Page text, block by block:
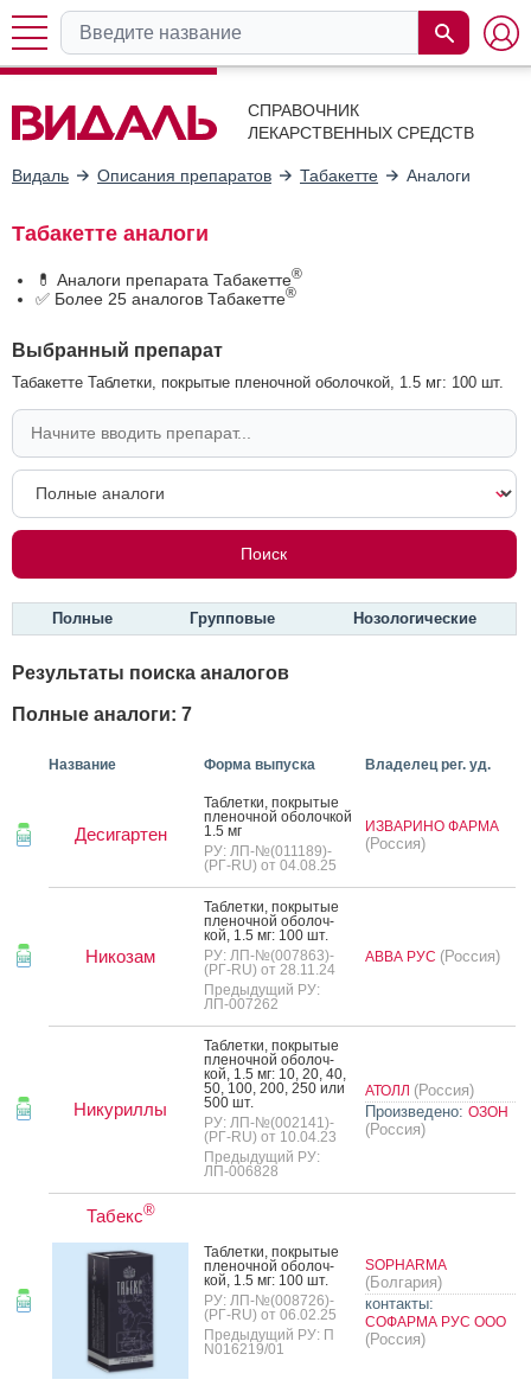
СПРАВОЧНИК
ЛЕКАРСТВЕННЫХ СРЕДСТВ
Видаль Описания препаратов Табакетте Аналоги
Табакетте аналоги
💊 Аналоги препарата Табакетте®
✅ Более 25 аналогов Табакетте®
Выбранный препарат
Табакетте Таблетки, покрытые пленочной оболочкой, 1.5 мг: 100 шт.
Полные Групповые Нозологические
Результаты поиска аналогов
Полные аналоги: 7
Название Форма выпуска Владелец рег. уд.
Десигартен
Таб­летки, пок­ры­тые
пле­ноч­ной обо­лоч­кой
1.5 мг
РУ: ЛП-№(011189)-
(РГ-RU) от 04.08.25
ИЗВАРИНО ФАРМА
(Россия)
Никозам
Таб­летки, пок­ры­тые
пле­ноч­ной обо­лоч­
кой, 1.5 мг: 100 шт.
РУ: ЛП-№(007863)-
(РГ-RU) от 28.11.24
Предыдущий РУ:
ЛП-007262
АВВА РУС (Россия)
Никуриллы
Таб­летки, пок­ры­тые
пле­ноч­ной обо­лоч­
кой, 1.5 мг: 10, 20, 40,
50, 100, 200, 250 или
500 шт.
РУ: ЛП-№(002141)-
(РГ-RU) от 10.04.23
Предыдущий РУ:
ЛП-006828
АТОЛЛ (Россия)
Произведено: ОЗОН
(Россия)
Табекс®
Таб­летки, пок­ры­тые
пле­ноч­ной обо­лоч­
кой, 1.5 мг: 100 шт.
РУ: ЛП-№(008726)-
(РГ-RU) от 06.02.25
Предыдущий РУ: П
N016219/01
SOPHARMA
(Болгария)
контакты:
СОФАРМА РУС ООО
(Россия)